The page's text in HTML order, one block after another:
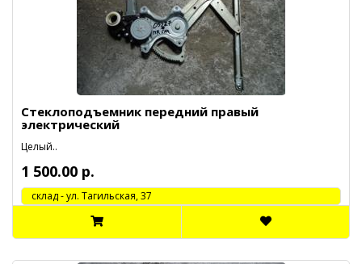
Стеклоподъемник передний правый
электрический
Целый..
1 500.00 р.
cклад - ул. Тагильская, 37